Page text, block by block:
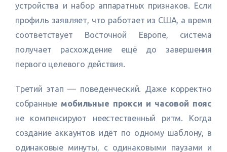
устройства и набор аппаратных признаков. Если
профиль заявляет, что работает из США, а время
соответствует Восточной Европе, система
получает расхождение ещё до завершения
первого целевого действия.
Третий этап — поведенческий. Даже корректно
собранные мобильные прокси и часовой пояс
не компенсируют неестественный ритм. Когда
создание аккаунтов идёт по одному шаблону, в
одинаковые минуты, с одинаковыми паузами и